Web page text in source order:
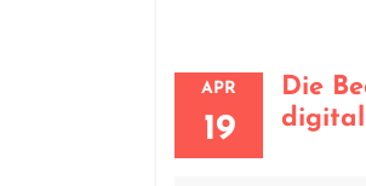
APR
19
Die